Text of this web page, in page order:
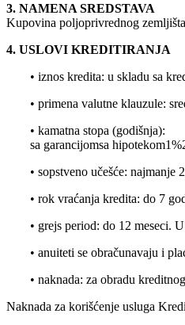
3. NAMENA SREDSTAVA
Kupovina poljoprivrednog
4. USLOVI KREDITIRANJA
• iznos kredita: u skladu sa
• primena valutne klauzule:
• kamatna stopa (godišnja):
sa garancijomsa
• sopstveno učešće:
• rok vraćanja kredita: do 7
• grejs period: do 12 meseci.
• anuiteti se obračunavaju i
• naknada: za obradu
Naknada za korišćenje usluga